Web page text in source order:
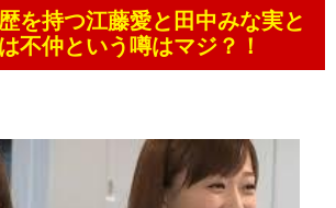
を持つ江藤愛と田中みな実と
不仲という噂はマジ？！